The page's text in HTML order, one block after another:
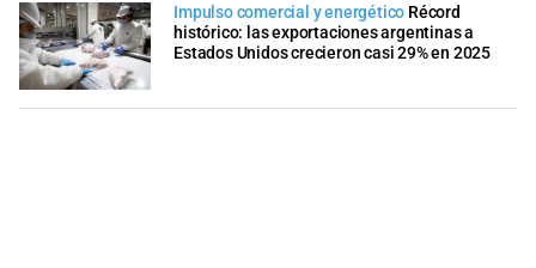
Impulso comercial y energético Récord
histórico: las exportaciones argentinas a
Estados Unidos crecieron casi 29% en 2025